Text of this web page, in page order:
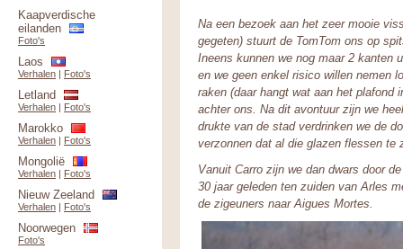
Na een bezoek aan het zeer mooie
gegeten) stuurt de TomTom ons op
Ineens kunnen we nog maar 2 kanten
en we geen enkel risico willen nemen
raken (daar hangt wat aan het plafond
achter ons. Na dit avontuur zijn we
drukte van de stad verdrinken we de
verzonnen dat al die glazen flessen te
Vanuit Carro zijn we dan dwars door
30 jaar geleden ten zuiden van Arles
de zigeuners naar Aigues Mortes.
Kaapverdische
eilanden
Foto's
Laos
Verhalen | Foto's
Letland
Verhalen | Foto's
Marokko
Verhalen | Foto's
Mongolië
Verhalen | Foto's
Nieuw Zeeland
Verhalen | Foto's
Noorwegen
Foto's